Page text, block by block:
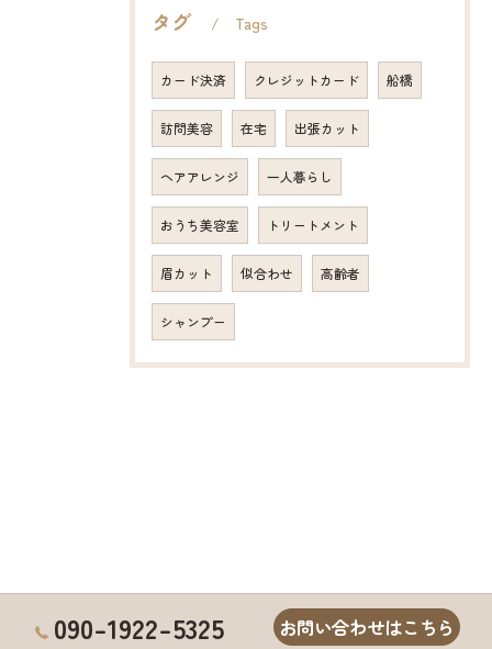
タグ Tags
カード決済 クレジットカード 船橋
訪問美容 在宅 出張カット
ヘアアレンジ 一人暮らし
おうち美容室 トリートメント
眉カット 似合わせ 高齢者
シャンプー
090-1922-5325 お問い合わせはこちら